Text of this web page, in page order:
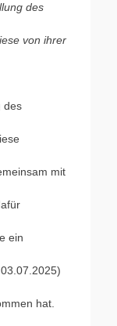
des
von ihrer
des
mit
ein
hat.